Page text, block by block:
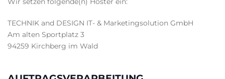
TECHNIK and DESIGN IT- & Marketingsolution GmbH
Am alten Sportplatz 3
94259 Kirchberg im Wald